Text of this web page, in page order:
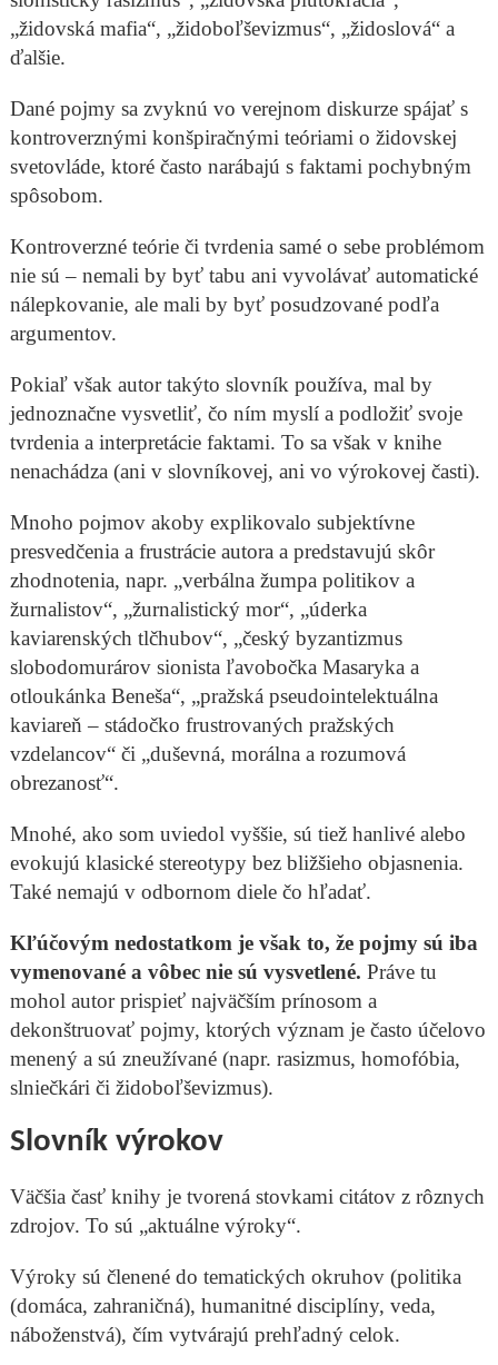
„židovská mafia“, „židoboľševizmus“, „židoslová“ a
ďalšie.
Dané pojmy sa zvyknú vo verejnom diskurze spájať s
kontroverznými konšpiračnými teóriami o židovskej
svetovláde, ktoré často narábajú s faktami pochybným
spôsobom.
Kontroverzné teórie či tvrdenia samé o sebe problémom
nie sú – nemali by byť tabu ani vyvolávať automatické
nálepkovanie, ale mali by byť posudzované podľa
argumentov.
Pokiaľ však autor takýto slovník používa, mal by
jednoznačne vysvetliť, čo ním myslí a podložiť svoje
tvrdenia a interpretácie faktami. To sa však v knihe
nenachádza (ani v slovníkovej, ani vo výrokovej časti).
Mnoho pojmov akoby explikovalo subjektívne
presvedčenia a frustrácie autora a predstavujú skôr
zhodnotenia, napr. „verbálna žumpa politikov a
žurnalistov“, „žurnalistický mor“, „úderka
kaviarenských tlčhubov“, „český byzantizmus
slobodomurárov sionista ľavobočka Masaryka a
otloukánka Beneša“, „pražská pseudointelektuálna
kaviareň – stádočko frustrovaných pražských
vzdelancov“ či „duševná, morálna a rozumová
obrezanosť“.
Mnohé, ako som uviedol vyššie, sú tiež hanlivé alebo
evokujú klasické stereotypy bez bližšieho objasnenia.
Také nemajú v odbornom diele čo hľadať.
Kľúčovým nedostatkom je však to, že pojmy sú iba
vymenované a vôbec nie sú vysvetlené. Práve tu
mohol autor prispieť najväčším prínosom a
dekonštruovať pojmy, ktorých význam je často účelovo
menený a sú zneužívané (napr. rasizmus, homofóbia,
slniečkári či židoboľševizmus).
Slovník výrokov
Väčšia časť knihy je tvorená stovkami citátov z rôznych
zdrojov. To sú „aktuálne výroky“.
Výroky sú členené do tematických okruhov (politika
(domáca, zahraničná), humanitné disciplíny, veda,
náboženstvá), čím vytvárajú prehľadný celok.